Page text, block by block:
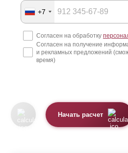
+7
Согласен на обработку
Согласен на получение
и рекламных предложений
время)
Начать расчет